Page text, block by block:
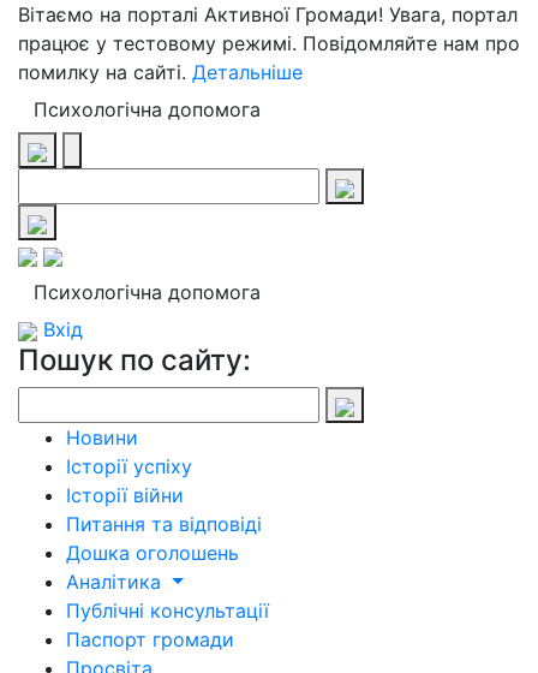
Вітаємо на порталі Активної Громади! Увага, портал
працює у тестовому режимі. Повідомляйте нам про
помилку на сайті. Детальніше
Психологічна допомога
Психологічна допомога
Вхід
Пошук по сайту:
Новини
Історії успіху
Історії війни
Питання та відповіді
Дошка оголошень
Аналітика
Публічні консультації
Паспорт громади
Просвіта